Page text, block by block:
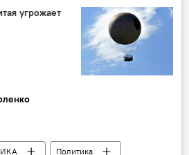
угрожает
Политика